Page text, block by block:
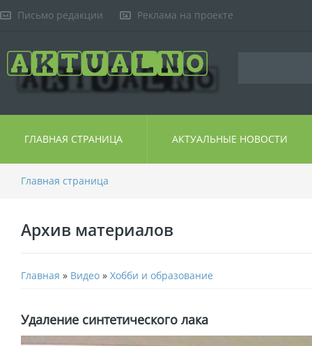
Письмо редакции Реклама на проекте
ГЛАВНАЯ СТРАНИЦА АКТУАЛЬНЫЕ НОВОСТИ
Главная страница
Архив материалов
Главная » Видео » Хобби и образование
Удаление синтетического лака